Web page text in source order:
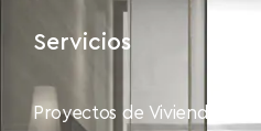
Servicios
Proyectos de Vivienda